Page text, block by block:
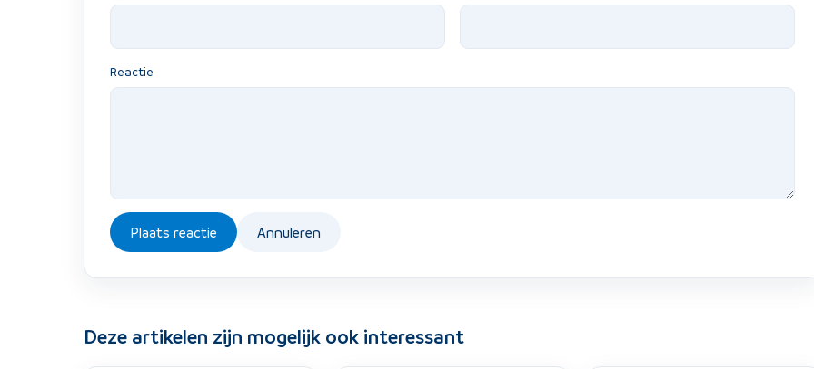
Reactie
Plaats reactie Annuleren
Deze artikelen zijn mogelijk ook interessant